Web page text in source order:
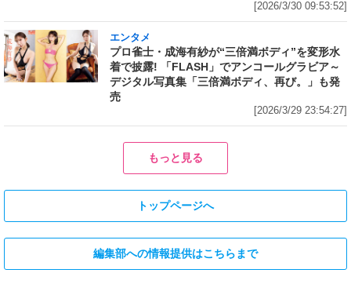
[2026/3/30 09:53:52]
エンタメ
プロ雀士・成海有紗が“三倍満ボディ”を変形水
着で披露! 「FLASH」でアンコールグラビア～
デジタル写真集「三倍満ボディ、再び。」も発
売
[2026/3/29 23:54:27]
もっと見る
トップページへ
編集部への情報提供はこちらまで